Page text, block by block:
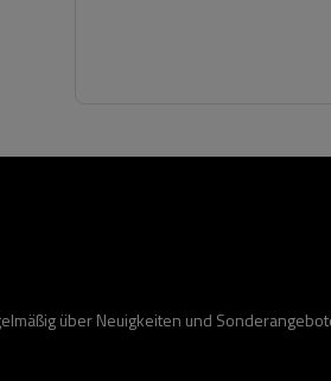
über Neuigkeiten und